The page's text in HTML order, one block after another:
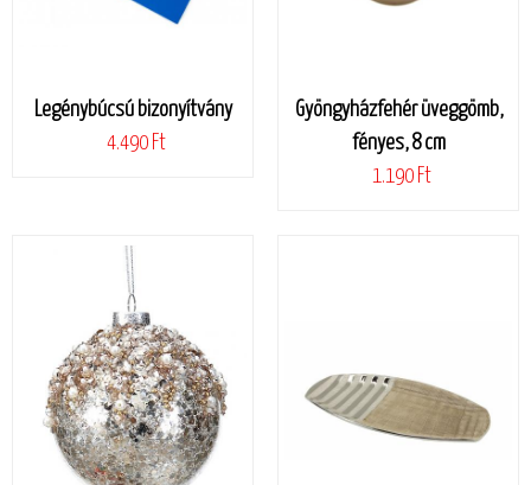
Legénybúcsú bizonyítvány
4.490 Ft
Gyöngyházfehér üveggömb,
fényes, 8 cm
1.190 Ft